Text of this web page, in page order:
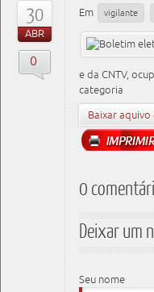
30
ABR
0
Em vigilante
e da CNTV,
categoria
Baixar aquivo
0
Deixar um
Seu nome